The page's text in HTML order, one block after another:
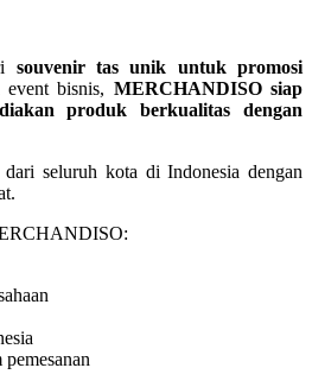
souvenir tas unik untuk promosi
event bisnis, MERCHANDISO siap
produk berkualitas dengan
seluruh kota di Indonesia dengan